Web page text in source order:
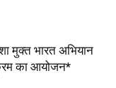
मुक्त भारत अभियान
का आयोजन*